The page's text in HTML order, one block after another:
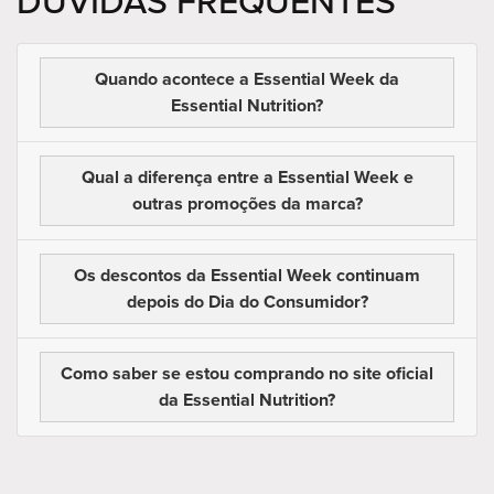
Quando acontece a Essential Week da
Essential Nutrition?
Qual a diferença entre a Essential Week e
outras promoções da marca?
Os descontos da Essential Week continuam
depois do Dia do Consumidor?
Como saber se estou comprando no site oficial
da Essential Nutrition?